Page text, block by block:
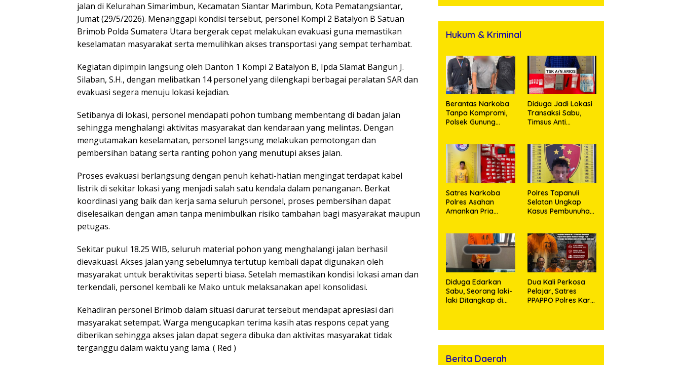
jalan di Kelurahan Simarimbun, Kecamatan Siantar Marimbun, Kota Pematangsiantar,
Jumat (29/5/2026). Menanggapi kondisi tersebut, personel Kompi 2 Batalyon B Satuan
Brimob Polda Sumatera Utara bergerak cepat melakukan evakuasi guna memastikan
keselamatan masyarakat serta memulihkan akses transportasi yang sempat terhambat.
Kegiatan dipimpin langsung oleh Danton 1 Kompi 2 Batalyon B, Ipda Slamat Bangun J.
Silaban, S.H., dengan melibatkan 14 personel yang dilengkapi berbagai peralatan SAR dan
evakuasi segera menuju lokasi kejadian.
Setibanya di lokasi, personel mendapati pohon tumbang membentang di badan jalan
sehingga menghalangi aktivitas masyarakat dan kendaraan yang melintas. Dengan
mengutamakan keselamatan, personel langsung melakukan pemotongan dan
pembersihan batang serta ranting pohon yang menutupi akses jalan.
Proses evakuasi berlangsung dengan penuh kehati-hatian mengingat terdapat kabel
listrik di sekitar lokasi yang menjadi salah satu kendala dalam penanganan. Berkat
koordinasi yang baik dan kerja sama seluruh personel, proses pembersihan dapat
diselesaikan dengan aman tanpa menimbulkan risiko tambahan bagi masyarakat maupun
petugas.
Sekitar pukul 18.25 WIB, seluruh material pohon yang menghalangi jalan berhasil
dievakuasi. Akses jalan yang sebelumnya tertutup kembali dapat digunakan oleh
masyarakat untuk beraktivitas seperti biasa. Setelah memastikan kondisi lokasi aman dan
terkendali, personel kembali ke Mako untuk melaksanakan apel konsolidasi.
Kehadiran personel Brimob dalam situasi darurat tersebut mendapat apresiasi dari
masyarakat setempat. Warga mengucapkan terima kasih atas respons cepat yang
diberikan sehingga akses jalan dapat segera dibuka dan aktivitas masyarakat tidak
terganggu dalam waktu yang lama. ( Red )
Hukum & Kriminal
Berantas Narkoba
Tanpa Kompromi,
Polsek Gunung
Nagori Karangsari
Diduga Jadi Lokasi
Transaksi Sabu,
Timsus Anti
Seorang Pria
dengan Barang
Bukti 63,67 Gram
Sabu
Satres Narkoba
Polres Asahan
Amankan Pria
Bukti
Polres Tapanuli
Selatan Ungkap
Kasus Pembunuhan
Anak, Pelaku
Ditangkap
Diduga Edarkan
Sabu, Seorang laki-
laki Ditangkap di
Klip
Dua Kali Perkosa
Pelajar, Satres
PPAPPO Polres Karo
Berita Daerah